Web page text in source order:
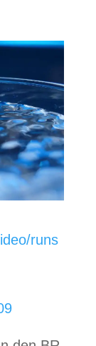
runs